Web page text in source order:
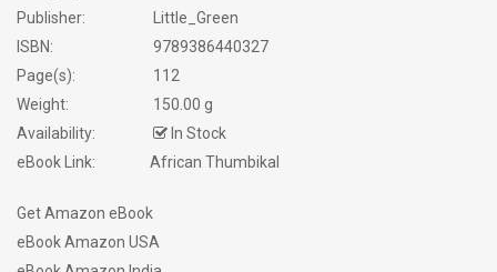
Publisher:
Little_Green
ISBN:
9789386440327
Page(s):
112
Weight:
150.00 g
Availability:
In Stock
eBook Link:
African Thumbikal
Get Amazon eBook
eBook Amazon USA